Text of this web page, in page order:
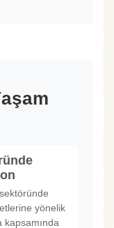
yönelik
kapsamında